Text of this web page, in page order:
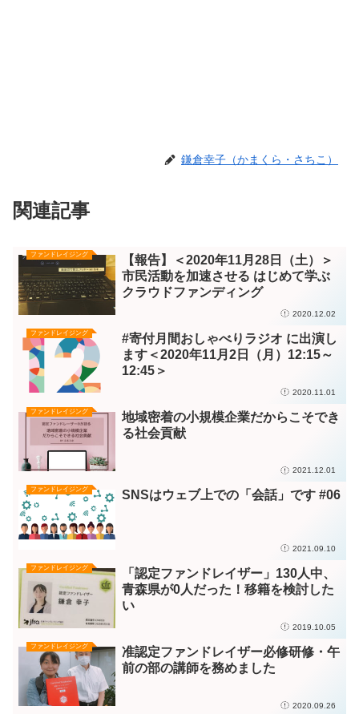
鎌倉幸子（かまくら・さちこ）
関連記事
ファンドレイジング
【報告】＜2020年11月28日（土）＞
市民活動を加速させる はじめて学ぶ
クラウドファンディング
2020.12.02
ファンドレイジング
#寄付月間おしゃべりラジオ に出演し
ます＜2020年11月2日（月）12:15～
12:45＞
2020.11.01
ファンドレイジング
地域密着の小規模企業だからこそでき
る社会貢献
2021.12.01
ファンドレイジング SNSはウェブ上での「会話」です #06
2021.09.10
ファンドレイジング
「認定ファンドレイザー」130人中、
青森県が0人だった！移籍を検討した
い
2019.10.05
ファンドレイジング
准認定ファンドレイザー必修研修・午
前の部の講師を務めました
2020.09.26